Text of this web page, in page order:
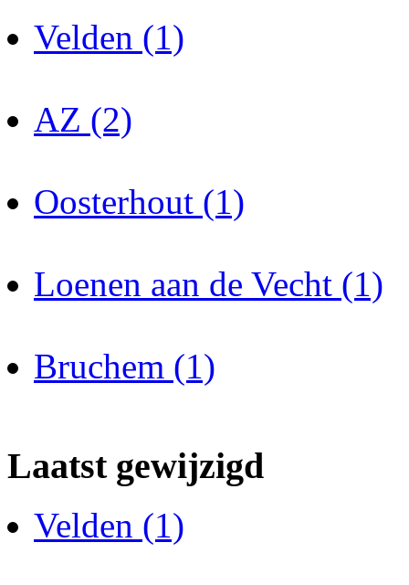
Velden (1)
AZ (2)
Oosterhout (1)
Loenen aan de Vecht (1)
Bruchem (1)
Laatst gewijzigd
Velden (1)